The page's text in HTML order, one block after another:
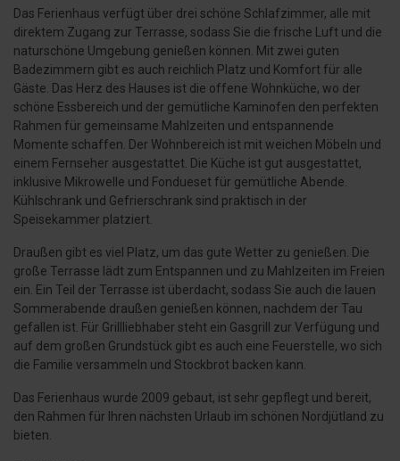
Das Ferienhaus verfügt über drei schöne Schlafzimmer, alle mit
direktem Zugang zur Terrasse, sodass Sie die frische Luft und die
naturschöne Umgebung genießen können. Mit zwei guten
Badezimmern gibt es auch reichlich Platz und Komfort für alle
Gäste. Das Herz des Hauses ist die offene Wohnküche, wo der
schöne Essbereich und der gemütliche Kaminofen den perfekten
Rahmen für gemeinsame Mahlzeiten und entspannende
Momente schaffen. Der Wohnbereich ist mit weichen Möbeln und
einem Fernseher ausgestattet. Die Küche ist gut ausgestattet,
inklusive Mikrowelle und Fondueset für gemütliche Abende.
Kühlschrank und Gefrierschrank sind praktisch in der
Speisekammer platziert.
Draußen gibt es viel Platz, um das gute Wetter zu genießen. Die
große Terrasse lädt zum Entspannen und zu Mahlzeiten im Freien
ein. Ein Teil der Terrasse ist überdacht, sodass Sie auch die lauen
Sommerabende draußen genießen können, nachdem der Tau
gefallen ist. Für Grillliebhaber steht ein Gasgrill zur Verfügung und
auf dem großen Grundstück gibt es auch eine Feuerstelle, wo sich
die Familie versammeln und Stockbrot backen kann.
Das Ferienhaus wurde 2009 gebaut, ist sehr gepflegt und bereit,
den Rahmen für Ihren nächsten Urlaub im schönen Nordjütland zu
bieten.